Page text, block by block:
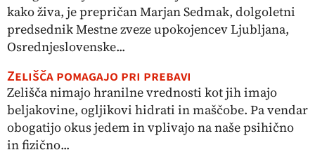
kako živa, je prepričan Marjan Sedmak, dolgoletni
predsednik Mestne zveze upokojencev Ljubljana,
Osrednjeslovenske...
Zelišča pomagajo pri prebavi
Zelišča nimajo hranilne vrednosti kot jih imajo
beljakovine, ogljikovi hidrati in maščobe. Pa vendar
obogatijo okus jedem in vplivajo na naše psihično
in fizično...